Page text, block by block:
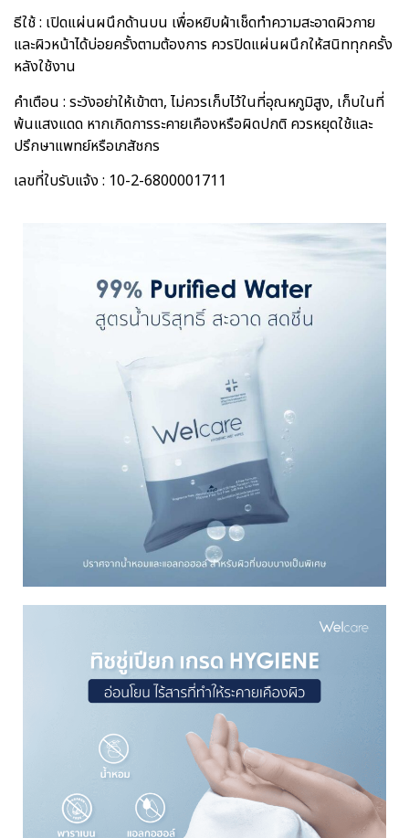
ธีใช้ : เปิดแผ่นผนึกด้านบน เพื่อหยิบผ้าเช็ดทำความสะอาดผิวกาย
และผิวหน้าได้บ่อยครั้งตามต้องการ ควรปิดแผ่นผนึกให้สนิททุกครั้ง
หลังใช้งาน
คำเตือน : ระวังอย่าให้เข้าตา, ไม่ควรเก็บไว้ในที่อุณหภูมิสูง, เก็บในที่
พ้นแสงแดด หากเกิดการระคายเคืองหรือผิดปกติ ควรหยุดใช้และ
ปรึกษาแพทย์หรือเภสัชกร
เลขที่ใบรับแจ้ง : 10-2-6800001711